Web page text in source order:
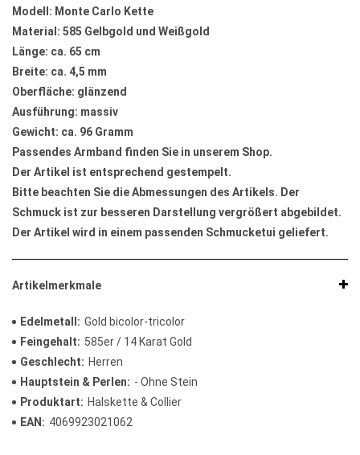
Modell: Monte Carlo Kette
Material: 585 Gelbgold und Weißgold
Länge: ca. 65 cm
Breite: ca. 4,5 mm
Oberfläche: glänzend
Ausführung: massiv
Gewicht: ca. 96 Gramm
Passendes Armband finden Sie in unserem Shop.
Der Artikel ist entsprechend gestempelt.
Bitte beachten Sie die Abmessungen des Artikels. Der
Schmuck ist zur besseren Darstellung vergrößert abgebildet.
Der Artikel wird in einem passenden Schmucketui geliefert.
Artikelmerkmale
Edelmetall
Gold bicolor-tricolor
Feingehalt
585er / 14 Karat Gold
Geschlecht
Herren
Hauptstein & Perlen
- Ohne Stein
Produktart
Halskette & Collier
EAN
4069923021062